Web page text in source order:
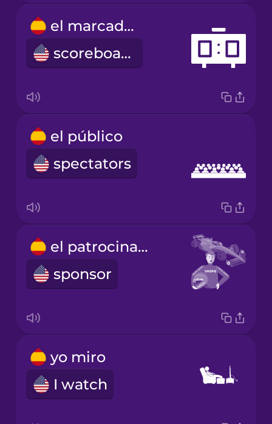
el marcador
scoreboard
el público
spectators
el patrocinador
sponsor
yo miro
I watch